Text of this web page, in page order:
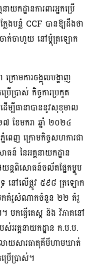
កដ្ឋានការពារអ្នកប្រើ
លែងបន្លំ CCF បានឱ្យដឹងថា
ចាក់ចាហួយ នៅម្ដុំត្រឡោក
រោមការចង្អុលបង្ហាញ
រើប្រាស់ កិច្ចការប្រកួត
ើម្បីធានាបាននូវសុខុមាល
ខែមករា ឆ្នាំ ២០២៤
នំពេញ ក្រោមកិច្ចសហការជា
ធន៍ នៃអគ្គនាយកដ្ឋាន
យន្តពិសោធន៍ចល័តផ្នែកម្ហូប
នៅលើផ្លូវ ៥៩៨ ត្រឡោក
គំរូសំណាកចំនួន ២២ គំរូ
មកធ្វើតេស្ត និង វិភាគនៅ
ស់អគ្គនាយកដ្ឋាន ក.ប.ប.
លាយសារធាតុគីមីហាមឃាត់
រើប្រាស់។